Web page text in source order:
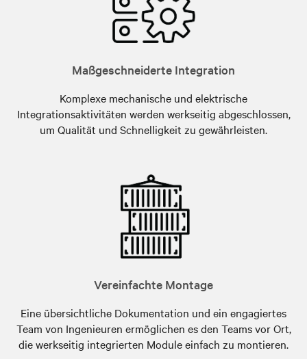
Maßgeschneiderte Integration
Komplexe mechanische und elektrische
Integrationsaktivitäten werden werkseitig abgeschlossen,
um Qualität und Schnelligkeit zu gewährleisten.
Vereinfachte Montage
Eine übersichtliche Dokumentation und ein engagiertes
Team von Ingenieuren ermöglichen es den Teams vor Ort,
die werkseitig integrierten Module einfach zu montieren.